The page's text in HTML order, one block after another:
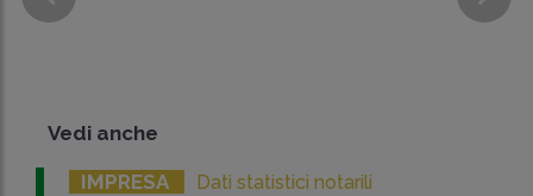
Vedi anche
IMPRESA Dati statistici notarili